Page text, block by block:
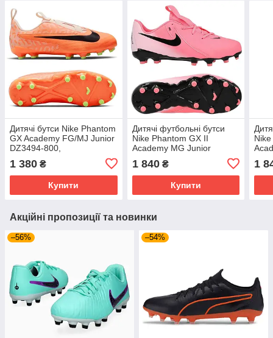
Дитячі бутси Nike Phantom
GX Academy FG/MJ Junior
DZ3494-800,
(EU) - 38.5
1 380 ₴
Купити
Дитячі футбольні бутси
Nike Phantom GX II
Academy MG Junior
Розмір (EU) - 32
1 840₴
Купити
1
Акційні пропозиції та новинки
–56% –54%